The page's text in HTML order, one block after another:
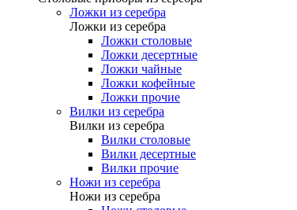
Ложки из серебра
Ложки из серебра
Ложки столовые
Ложки десертные
Ложки чайные
Ложки кофейные
Ложки прочие
Вилки из серебра
Вилки из серебра
Вилки столовые
Вилки десертные
Вилки прочие
Ножи из серебра
Ножи из серебра